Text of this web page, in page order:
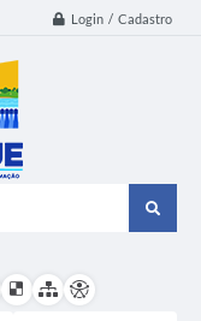
Login / Cadastro